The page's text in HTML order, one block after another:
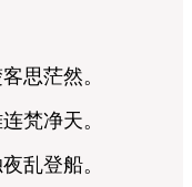
思茫然。
梵净天。
乱登船。